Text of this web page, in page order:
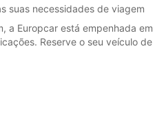
suas necessidades de viagem
a Europcar está empenhada
Reserve o seu veículo